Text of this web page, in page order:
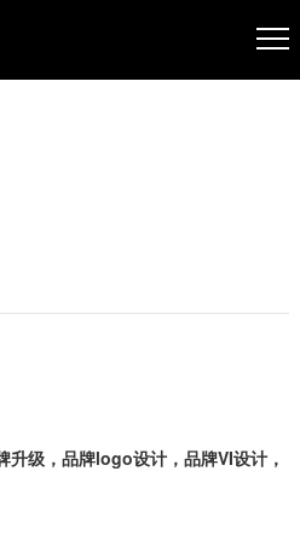
升级，品牌logo设计，品牌VI设计，